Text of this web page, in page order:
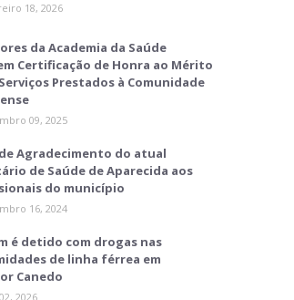
18, 2026
da Academia da Saúde
Certificação de Honra ao Mérito
Prestados à Comunidade
09, 2025
Agradecimento do atual
de Saúde de Aparecida aos
do município
16, 2024
é detido com drogas nas
de linha férrea em
Canedo
2026